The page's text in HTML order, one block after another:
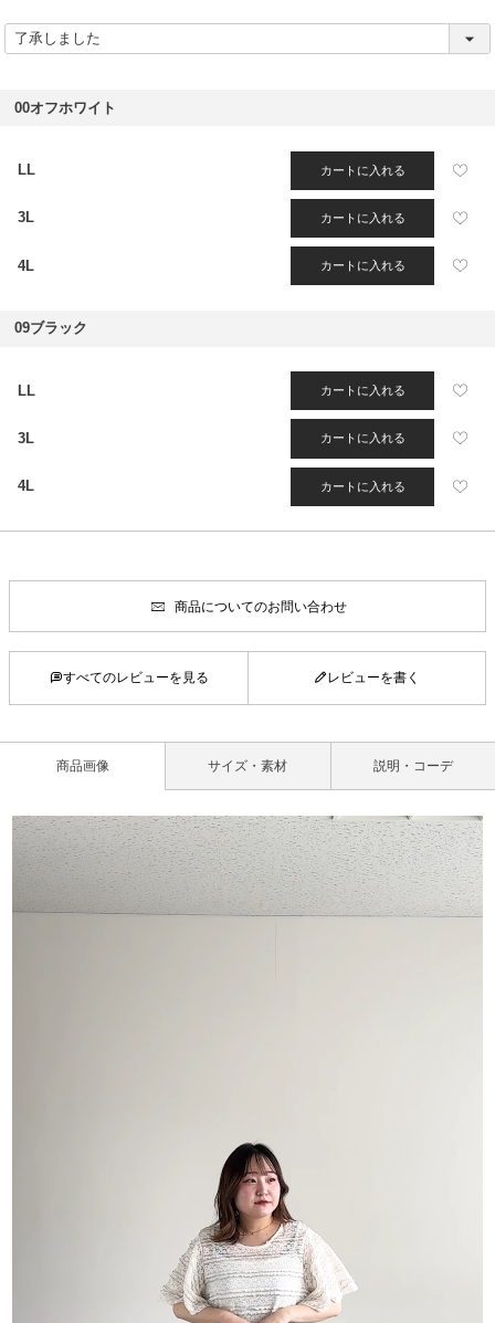
必
00オフホワイト
LL カートに入れる
3L カートに入れる
4L カートに入れる
09ブラック
LL カートに入れる
3L カートに入れる
4L カートに入れる
商品についてのお問い合わせ
すべてのレビューを見る レビューを書く
商品画像 サイズ・素材 説明・コーデ